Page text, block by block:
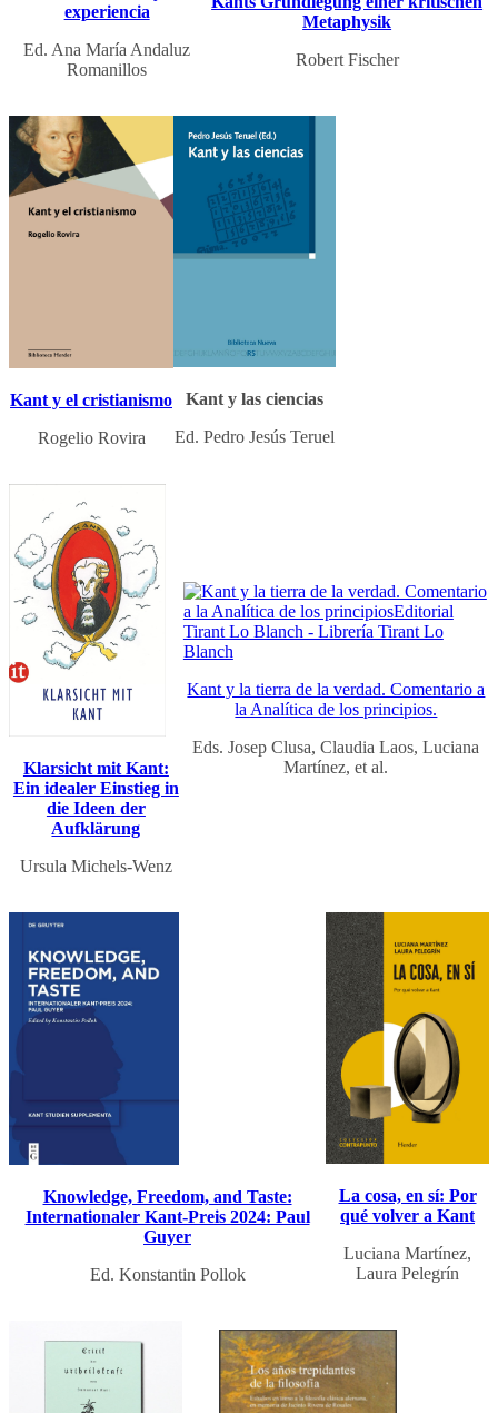
experiencia
Ed. Ana María Andaluz
Romanillos
Metaphysik
Robert Fischer
Kant y el cristianismo
Rogelio Rovira
Kant y las ciencias
Ed. Pedro Jesús Teruel
Klarsicht mit Kant:
Ein idealer Einstieg in
die Ideen der
Aufklärung
Ursula Michels-Wenz
Kant y la tierra de la verdad. Comentario a
la Analítica de los principios.
Eds. Josep Clusa, Claudia Laos, Luciana
Martínez, et al.
Knowledge, Freedom, and Taste:
Internationaler Kant-Preis 2024: Paul
Guyer
Ed. Konstantin Pollok
La cosa, en sí: Por
qué volver a Kant
Luciana Martínez,
Laura Pelegrín